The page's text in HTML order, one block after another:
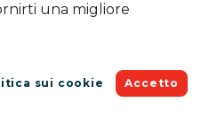
una migliore
sui cookie Accetto